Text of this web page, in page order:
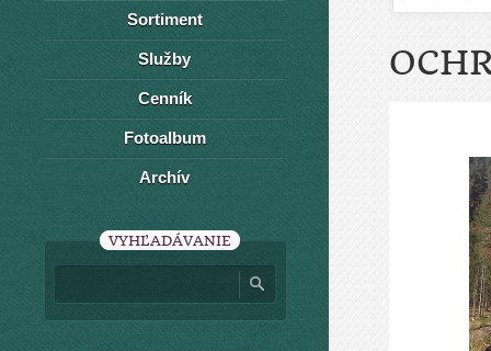
Sortiment
Služby
Cenník
Fotoalbum
Archív
VYHĽADÁVANIE